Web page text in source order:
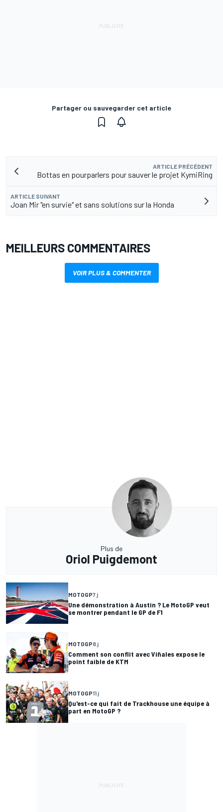
Partager ou sauvegarder cet article
ARTICLE PRÉCÉDENT
Bottas en pourparlers pour sauver le projet KymiRing
ARTICLE SUIVANT
Joan Mir "en survie" et sans solutions sur la Honda
MEILLEURS COMMENTAIRES
VOIR PLUS & COMMENTER
Plus de
Oriol Puigdemont
MOTOGP7 j
Une démonstration à Austin ? Le MotoGP veut
se montrer pendant le GP de F1
MOTOGP8 j
Comment son conflit avec Viñales expose le
point faible de KTM
MOTOGP11 j
Qu'est-ce qui fait de Trackhouse une équipe à
part en MotoGP ?